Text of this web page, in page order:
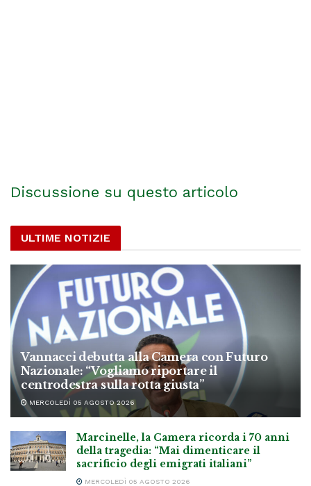
Discussione su questo articolo
ULTIME NOTIZIE
Vannacci debutta alla Camera con Futuro
Nazionale: “Vogliamo riportare il
centrodestra sulla rotta giusta”
MERCOLEDÌ 05 AGOSTO 2026
Marcinelle, la Camera ricorda i 70 anni
della tragedia: “Mai dimenticare il
sacrificio degli emigrati italiani”
MERCOLEDÌ 05 AGOSTO 2026